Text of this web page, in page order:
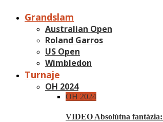
Grandslam
Australian Open
Roland Garros
US Open
Wimbledon
Turnaje
OH 2024
OH 2024
VIDEO Absolútna